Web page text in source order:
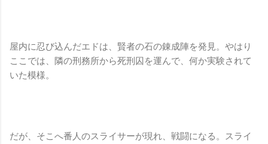
屋内に忍び込んだエドは、賢者の石の錬成陣を発見。やはり
ここでは、隣の刑務所から死刑囚を運んで、何か実験されて
いた模様。
だが、そこへ番人のスライサーが現れ、戦闘になる。スライ